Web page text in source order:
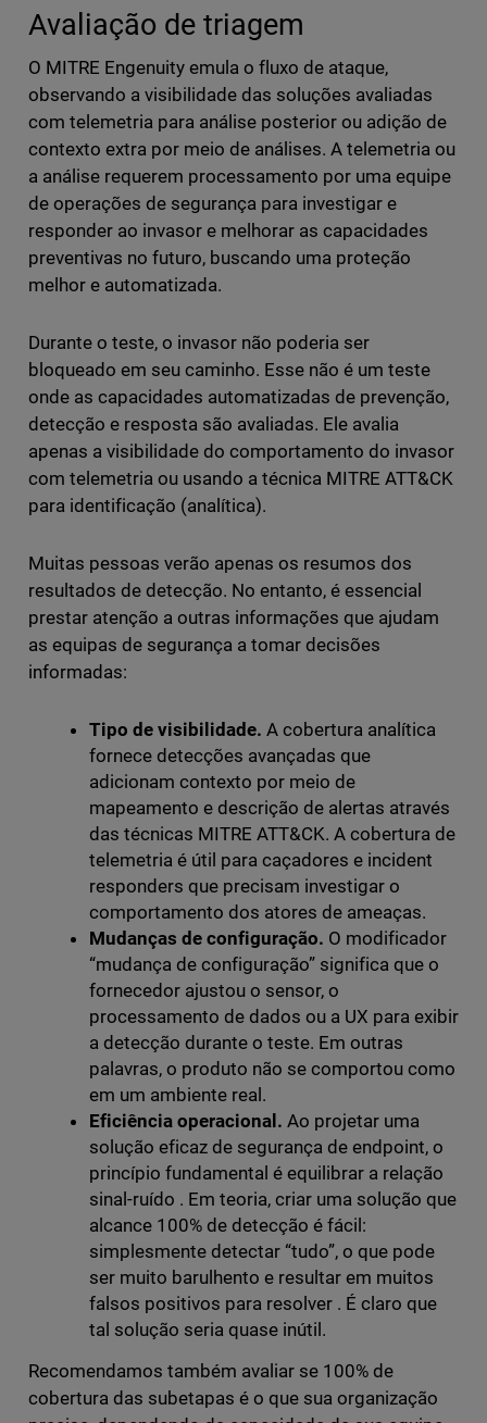
Avaliação de triagem
O MITRE Engenuity emula o fluxo de ataque,
observando a visibilidade das soluções avaliadas
com telemetria para análise posterior ou adição de
contexto extra por meio de análises. A telemetria ou
a análise requerem processamento por uma equipe
de operações de segurança para investigar e
responder ao invasor e melhorar as capacidades
preventivas no futuro, buscando uma proteção
melhor e automatizada.
Durante o teste, o invasor não poderia ser
bloqueado em seu caminho. Esse não é um teste
onde as capacidades automatizadas de prevenção,
detecção e resposta são avaliadas. Ele avalia
apenas a visibilidade do comportamento do invasor
com telemetria ou usando a técnica MITRE ATT&CK
para identificação (analítica).
Muitas pessoas verão apenas os resumos dos
resultados de detecção. No entanto, é essencial
prestar atenção a outras informações que ajudam
as equipas de segurança a tomar decisões
informadas:
Tipo de visibilidade. A cobertura analítica
fornece detecções avançadas que
adicionam contexto por meio de
mapeamento e descrição de alertas através
das técnicas MITRE ATT&CK. A cobertura de
telemetria é útil para caçadores e incident
responders que precisam investigar o
comportamento dos atores de ameaças.
Mudanças de configuração. O modificador
“mudança de configuração” significa que o
fornecedor ajustou o sensor, o
processamento de dados ou a UX para exibir
a detecção durante o teste. Em outras
palavras, o produto não se comportou como
em um ambiente real.
Eficiência operacional. Ao projetar uma
solução eficaz de segurança de endpoint, o
princípio fundamental é equilibrar a relação
sinal-ruído . Em teoria, criar uma solução que
alcance 100% de detecção é fácil:
simplesmente detectar “tudo”, o que pode
ser muito barulhento e resultar em muitos
falsos positivos para resolver . É claro que
tal solução seria quase inútil.
Recomendamos também avaliar se 100% de
cobertura das subetapas é o que sua organização